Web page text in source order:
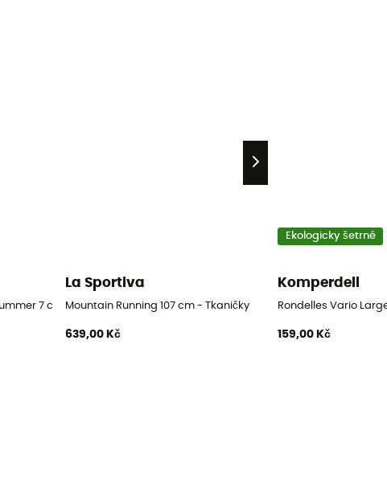
7 cm Blister
La Sportiva
Mountain Running 107 cm - Tkaničky
639,00 Kč
Ekologicky šetrné
Komperdell
Rondelles Vario
159,00 Kč